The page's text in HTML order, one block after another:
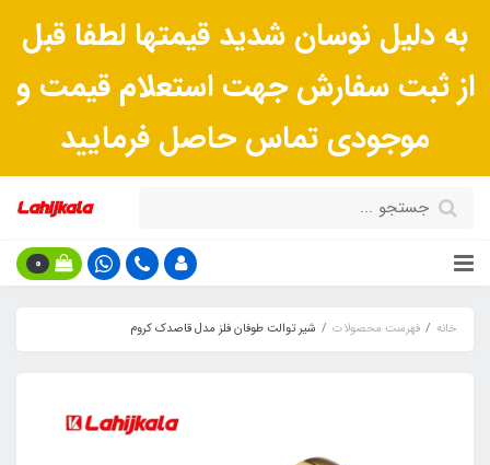
به دلیل نوسان شدید قیمتها لطفا قبل
از ثبت سفارش جهت استعلام قیمت و
موجودی تماس حاصل فرمایید
0
خانه فهرست محصولات شیر توالت طوفان فلز مدل قاصدک کروم